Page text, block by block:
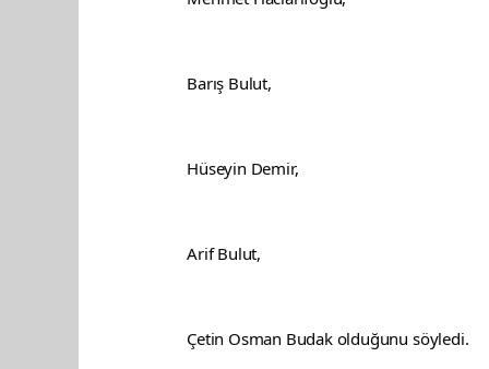
Barış Bulut,
Hüseyin Demir,
Arif Bulut,
Çetin Osman Budak olduğunu söyledi.